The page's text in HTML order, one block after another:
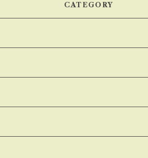
CATEGORY